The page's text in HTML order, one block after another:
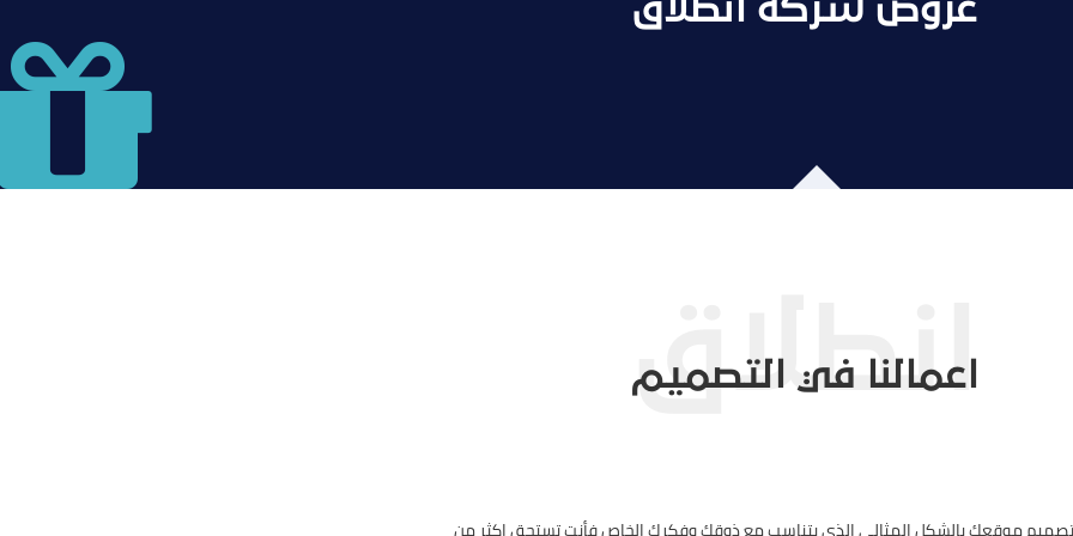
عروض شركة انطلاق
اعمالنا في التصميم